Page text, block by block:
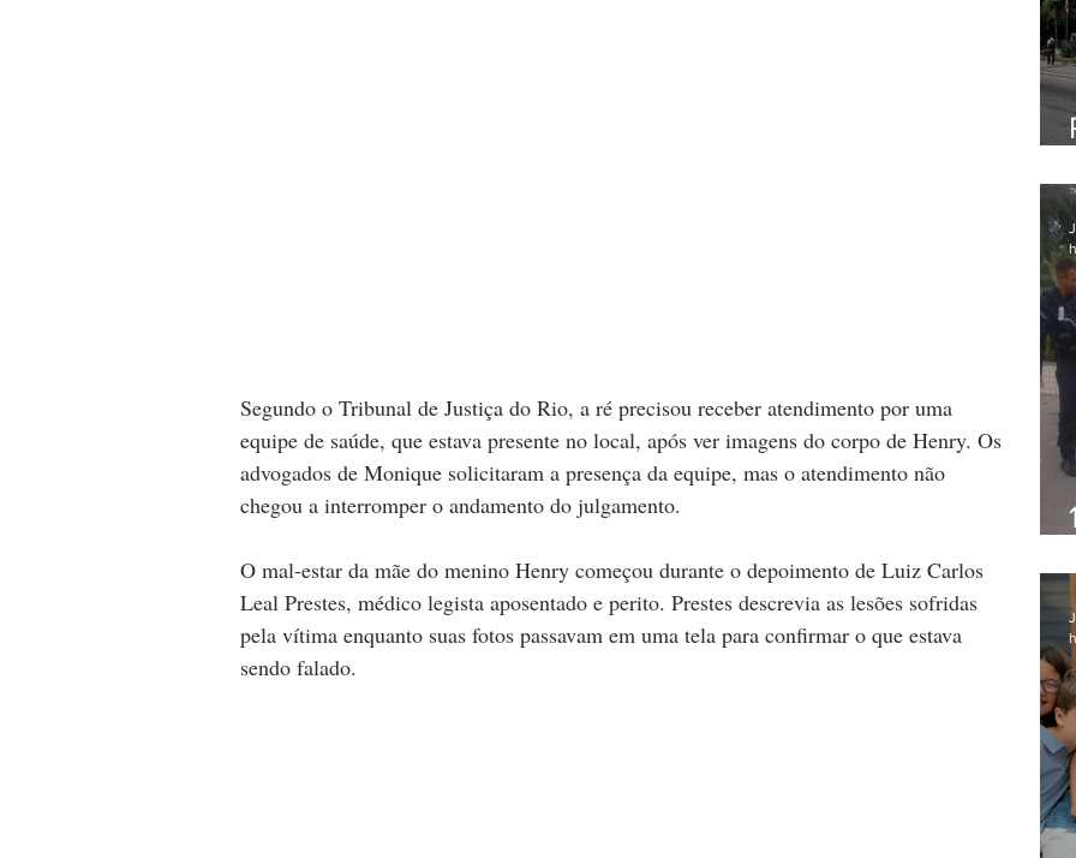
Segundo o Tribunal de Justiça do Rio, a ré precisou receber atendimento por uma
equipe de saúde, que estava presente no local, após ver imagens do corpo de Henry. Os
advogados de Monique solicitaram a presença da equipe, mas o atendimento não
chegou a interromper o andamento do julgamento.
O mal-estar da mãe do menino Henry começou durante o depoimento de Luiz Carlos
Leal Prestes, médico legista aposentado e perito. Prestes descrevia as lesões sofridas
pela vítima enquanto suas fotos passavam em uma tela para confirmar o que estava
sendo falado.